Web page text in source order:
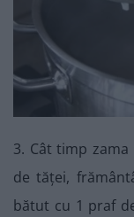
3. Cât timp
de tăței,
bătut cu 1 praf